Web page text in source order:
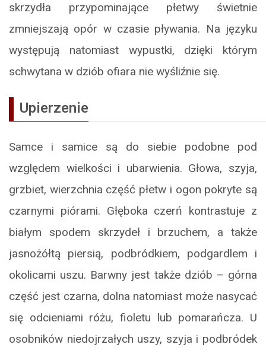
skrzydła przypominające płetwy świetnie
zmniejszają opór w czasie pływania. Na języku
występują natomiast wypustki, dzięki którym
schwytana w dziób ofiara nie wyśliźnie się.
Upierzenie
Samce i samice są do siebie podobne pod
względem wielkości i ubarwienia. Głowa, szyja,
grzbiet, wierzchnia część płetw i ogon pokryte są
czarnymi piórami. Głęboka czerń kontrastuje z
białym spodem skrzydeł i brzuchem, a także
jasnożółtą piersią, podbródkiem, podgardlem i
okolicami uszu. Barwny jest także dziób – górna
część jest czarna, dolna natomiast może nasycać
się odcieniami różu, fioletu lub pomarańcza. U
osobników niedojrzałych uszy, szyja i podbródek